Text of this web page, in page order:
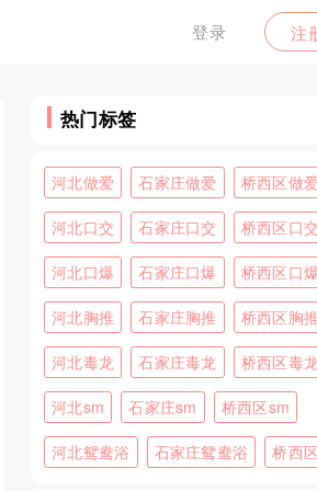
登录 注
热门标签
河北做爱 石家庄做爱 桥西区做爱
河北口交 石家庄口交 桥西区口交
河北口爆 石家庄口爆 桥西区口爆
河北胸推 石家庄胸推 桥西区胸推
河北毒龙 石家庄毒龙 桥西区毒
河北sm 石家庄sm 桥西区sm
河北鸳鸯浴 石家庄鸳鸯浴 桥西